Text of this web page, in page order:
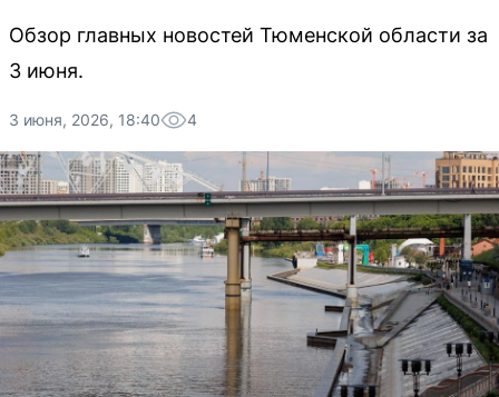
Обзор главных новостей Тюменской области за
3 июня.
3 июня, 2026, 18:40 4